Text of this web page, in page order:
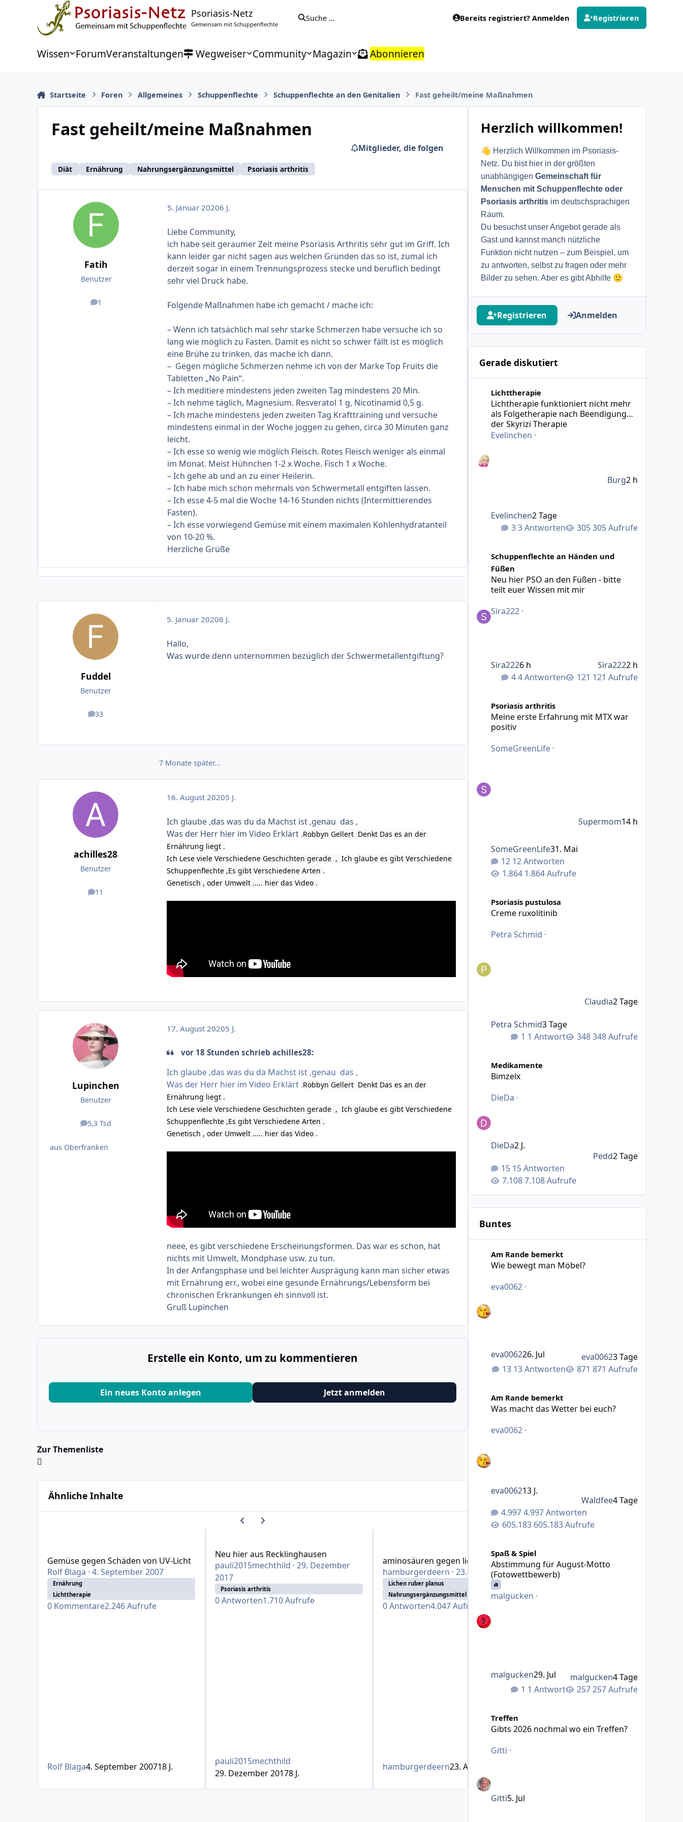
Zu Inhalt springen
Psoriasis-Netz
Gemeinsam mit Schuppenflechte
Suche … Bereits registriert? Anmelden Registrieren
Wissen ForumVeranstaltungen Wegweiser Community Magazin Abonnieren
Startseite Foren Allgemeines Schuppenflechte Schuppenflechte an den Genitalien Fast geheilt/meine Maßnahmen
Fast geheilt/meine Maßnahmen
Diät Ernährung Nahrungsergänzungsmittel Psoriasis arthritis
Mitglieder, die folgen
Fatih
Benutzer
1
Beiträge
5. Januar 20206 J.
Liebe Community,
ich habe seit geraumer Zeit meine Psoriasis Arthritis sehr gut im Griff. Ich
kann leider gar nicht sagen aus welchen Gründen das so ist, zumal ich
derzeit sogar in einem Trennungsprozess stecke und beruflich bedingt
sehr viel Druck habe.
Folgende Maßnahmen habe ich gemacht / mache ich:
– Wenn ich tatsächlich mal sehr starke Schmerzen habe versuche ich so
lang wie möglich zu Fasten. Damit es nicht so schwer fällt ist es möglich
eine Brühe zu trinken, das mache ich dann.
– Gegen mögliche Schmerzen nehme ich von der Marke Top Fruits die
Tabletten „No Pain“.
– Ich meditiere mindestens jeden zweiten Tag mindestens 20 Min.
– Ich nehme täglich, Magnesium. Resveratol 1 g, Nicotinamid 0,5 g.
– Ich mache mindestens jeden zweiten Tag Krafttraining und versuche
mindestens einmal in der Woche joggen zu gehen, circa 30 Minuten ganz
leicht.
– Ich esse so wenig wie möglich Fleisch. Rotes Fleisch weniger als einmal
im Monat. Meist Hühnchen 1-2 x Woche. Fisch 1 x Woche.
– Ich gehe ab und an zu einer Heilerin.
– Ich habe mich schon mehrmals von Schwermetall entgiften lassen.
– Ich esse 4-5 mal die Woche 14-16 Stunden nichts (Intermittierendes
Fasten).
– Ich esse vorwiegend Gemüse mit einem maximalen Kohlenhydratanteil
von 10-20 %.
Herzliche Grüße
Fuddel
Benutzer
33
Beiträge
5. Januar 20206 J.
Hallo,
Was wurde denn unternommen bezüglich der Schwermetallentgiftung?
7 Monate später...
achilles28
Benutzer
11
Beiträge
16. August 20205 J.
Ich glaube ,das was du da Machst ist ,genau das ,
Was der Herr hier im Video Erklärt .Robbyn Gellert Denkt Das es an der
Ernährung liegt .
Ich Lese viele Verschiedene Geschichten gerade , Ich glaube es gibt Verschiedene
Schuppenflechte ,Es gibt Verschiedene Arten .
Genetisch , oder Umwelt ..... hier das Video .
Lupinchen
Benutzer
5,3 Tsd
Beiträge
aus Oberfranken
17. August 20205 J.
vor 18 Stunden schrieb achilles28:
Ich glaube ,das was du da Machst ist ,genau das ,
Was der Herr hier im Video Erklärt .Robbyn Gellert Denkt Das es an der
Ernährung liegt .
Ich Lese viele Verschiedene Geschichten gerade , Ich glaube es gibt Verschiedene
Schuppenflechte ,Es gibt Verschiedene Arten .
Genetisch , oder Umwelt ..... hier das Video .
neee, es gibt verschiedene Erscheinungsformen. Das war es schon, hat
nichts mit Umwelt, Mondphase usw. zu tun.
In der Anfangsphase und bei leichter Ausprägung kann man sicher etwas
mit Ernährung err., wobei eine gesunde Ernährungs/Lebensform bei
chronischen Erkrankungen eh sinnvoll ist.
Gruß Lupinchen
Erstelle ein Konto, um zu kommentieren
Ein neues Konto anlegen Jetzt anmelden
Zur Themenliste
Ähnliche Inhalte
Vorherige Karussell-Folie
Nächste Karussell-Folie
Gemüse gegen Schäden von UV-Licht
Rolf Blaga · 4. September 2007
Ernährung
Lichttherapie
0 Kommentare2.246Aufrufe
Rolf Blaga4. September 200718 J.
Neu hier aus Recklinghausen
pauli2015mechthild · 29. Dezember
2017
Psoriasis arthritis
0Antworten1.710Aufrufe
pauli2015mechthild
29. Dezember 20178 J.
aminosäuren gegen lichen ruber
hamburgerdeern · 23. April 2013
Lichen ruber planus
Nahrungsergänzungsmittel
0Antworten4.047Aufrufe
hamburgerdeern23. April 2013
Herzlich willkommen!
👋 Herzlich Willkommen im Psoriasis-
Netz. Du bist hier in der größten
unabhängigenGemeinschaft für
Menschen mit Schuppenflechte oder
Psoriasis arthritis im deutschsprachigen
Raum.
Du besuchst unser Angebot gerade als
Gast und kannst manch nützliche
Funktion nicht nutzen – zum Beispiel, um
zu antworten, selbst zu fragen oder mehr
Bilder zu sehen. Aber es gibt Abhilfe 🙂
Registrieren Anmelden
Gerade diskutiert
Lichttherapie
Lichtherapie funktioniert nicht mehr
als Folgetherapie nach Beendigung
der Skyrizi Therapie
Evelinchen ·
3 Antworten 305 Aufrufe
Evelinchen2 Tage
Burg2 h
Schuppenflechte an Händen und
Füßen
Neu hier PSO an den Füßen - bitte
teilt euer Wissen mit mir
Sira222 ·
4 Antworten 121 Aufrufe
Sira2226 h Sira2222 h
Psoriasis arthritis
Meine erste Erfahrung mit MTX war
positiv
SomeGreenLife ·
12 Antworten
1.864 Aufrufe
SomeGreenLife31. Mai
Supermom14 h
Psoriasis pustulosa
Creme ruxolitinib
Petra Schmid ·
1 Antwort 348 Aufrufe
Petra Schmid3 Tage
Claudia2 Tage
Medikamente
Bimzelx
DieDa ·
15 Antworten
7.108 Aufrufe
DieDa2 J.
Pedd2 Tage
Buntes
Am Rande bemerkt
Wie bewegt man Möbel?
eva0062 ·
13 Antworten 871 Aufrufe
eva006226. Jul eva00623 Tage
Am Rande bemerkt
Was macht das Wetter bei euch?
eva0062 ·
4.997 Antworten
605.183 Aufrufe
eva006213 J.
Waldfee4 Tage
Spaß & Spiel
Abstimmung für August-Motto
(Fotowettbewerb)
malgucken ·
1 Antwort 257 Aufrufe
malgucken29. Jul malgucken4 Tage
Treffen
Gibts 2026 nochmal wo ein Treffen?
Gitti ·
Gitti5. Jul